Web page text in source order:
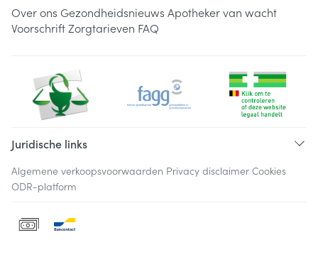
Over ons Gezondheidsnieuws Apotheker van wacht
VoorschriftZorgtarieven FAQ
Juridische links
Algemene verkoopsvoorwaarden Privacy disclaimer Cookies
ODR-platform